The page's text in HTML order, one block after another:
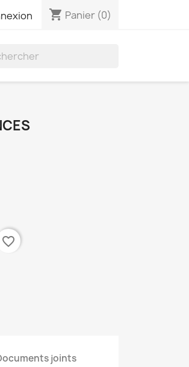
shopping_cart Panier (0)
favorite_border
joints